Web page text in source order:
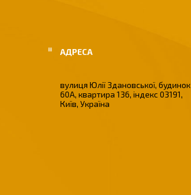
вулиця Юлії Здановської, будинок
60А, квартира 136, індекс 03191,
Київ, Україна